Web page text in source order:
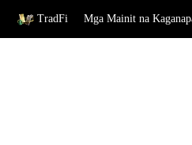
TradFi Mga Mainit na